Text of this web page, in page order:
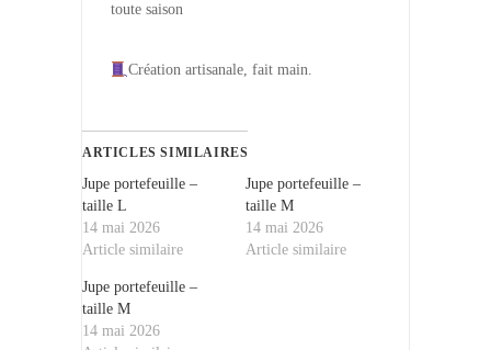
toute saison
Création artisanale, fait main.
ARTICLES SIMILAIRES
Jupe portefeuille –
taille L
14 mai 2026
Article similaire
Jupe portefeuille –
taille M
14 mai 2026
Article similaire
Jupe portefeuille –
taille M
14 mai 2026